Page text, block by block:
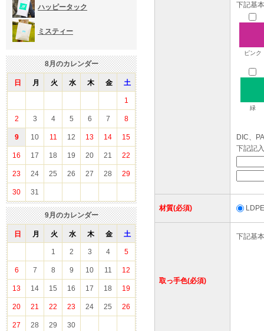
ハッピータック
ミスティー
8月のカレンダー
日 月 火 水 木 金 土
1
2 3 4 5 6 7 8
9 10 11 12 13 14 15
16 17 18 19 20 21 22
23 24 25 26 27 28 29
30 31
9月のカレンダー
日 月 火 水 木 金 土
1 2 3 4 5
6 7 8 9 10 11 12
13 14 15 16 17 18 19
20 21 22 23 24 25 26
27 28 29 30
下記基
ピンク
緑
DIC、
下記記
材質(必須)
取っ手色(必須)
下記基